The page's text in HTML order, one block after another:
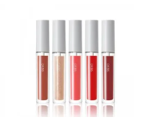
ー複合成分(*4)肌悩みが気になる時
ーします。【ラスティング効果】皮
主成分を選択的に吸収し、うるおい
はしっかり残すことでカバー力を保
唇もしっかりUV対策しましょう。2
種類の保湿成分（加水分解コラーゲ
の乾燥悩みも解決＆うるおい長持
ち。通常色は、どんな肌色にも似合